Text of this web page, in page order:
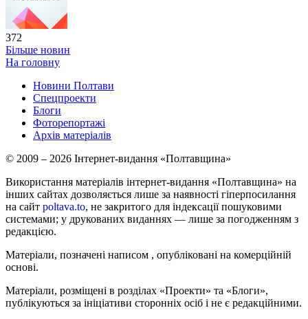
372
Більше новин
На головну
Новини Полтави
Спецпроекти
Блоги
Фоторепортажі
Архів матеріалів
© 2009 – 2026 Інтернет-видання «Полтавщина»
Використання матеріалів інтернет-видання «Полтавщина» на
інших сайтах дозволяється лише за наявності гіперпосилання
на сайт poltava.to, не закритого для індексації пошуковими
системами; у друкованих виданнях — лише за погодженням з
редакцією.
Матеріали, позначені написом , опубліковані на комерційній
основі.
Матеріали, розміщені в розділах «Проекти» та «Блоги»,
публікуються за ініціативи сторонніх осіб і не є редакційними.